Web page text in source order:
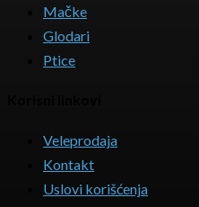
Mačke
Glodari
Ptice
Veleprodaja
Kontakt
Uslovi korišćenja